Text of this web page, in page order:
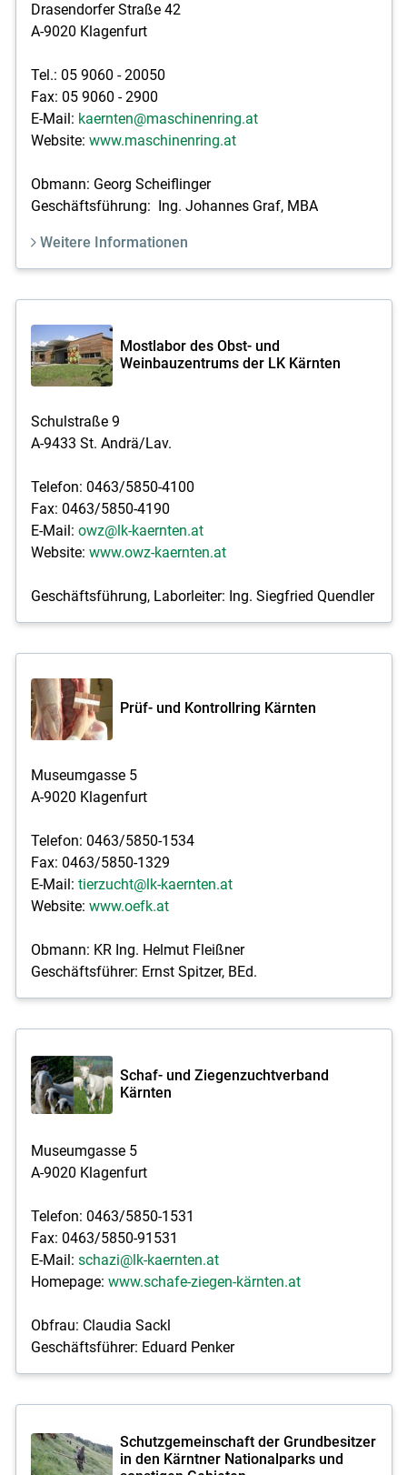
Drasendorfer Straße 42
A-9020 Klagenfurt
Tel.: 05 9060 - 20050
Fax: 05 9060 - 2900
E-Mail: kaernten@maschinenring.at
Website: www.maschinenring.at
Obmann: Georg Scheiflinger
Geschäftsführung: Ing. Johannes Graf, MBA
Weitere Informationen
Mostlabor des Obst- und
Weinbauzentrums der LK Kärnten
Schulstraße 9
A-9433 St. Andrä/Lav.
Telefon: 0463/5850-4100
Fax: 0463/5850-4190
E-Mail: owz@lk-kaernten.at
Website: www.owz-kaernten.at
Geschäftsführung, Laborleiter: Ing. Siegfried Quendler
Prüf- und Kontrollring Kärnten
Museumgasse 5
A-9020 Klagenfurt
Telefon: 0463/5850-1534
Fax: 0463/5850-1329
E-Mail: tierzucht@lk-kaernten.at
Website: www.oefk.at
Obmann: KR Ing. Helmut Fleißner
Geschäftsführer: Ernst Spitzer, BEd.
Schaf- und Ziegenzuchtverband
Kärnten
Museumgasse 5
A-9020 Klagenfurt
Telefon: 0463/5850-1531
Fax: 0463/5850-91531
E-Mail: schazi@lk-kaernten.at
Homepage: www.schafe-ziegen-kärnten.at
Obfrau: Claudia Sackl
Geschäftsführer: Eduard Penker
Schutzgemeinschaft der Grundbesitzer
in den Kärntner Nationalparks und